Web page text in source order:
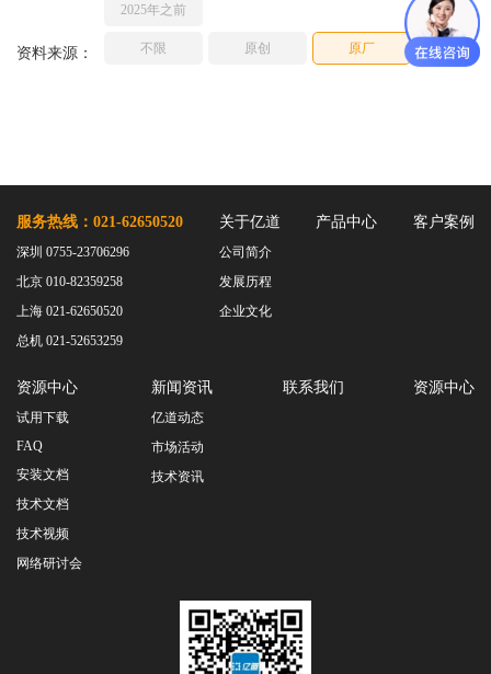
2025年之前
资料来源： 不限 原创 原厂
服务热线：021-62650520
深圳 0755-23706296
北京 010-82359258
上海 021-62650520
总机 021-52653259
关于亿道
公司简介
发展历程
企业文化
产品中心 客户案例
资源中心
试用下载
FAQ
安装文档
技术文档
技术视频
网络研讨会
新闻资讯
亿道动态
市场活动
技术资讯
联系我们 资源中心